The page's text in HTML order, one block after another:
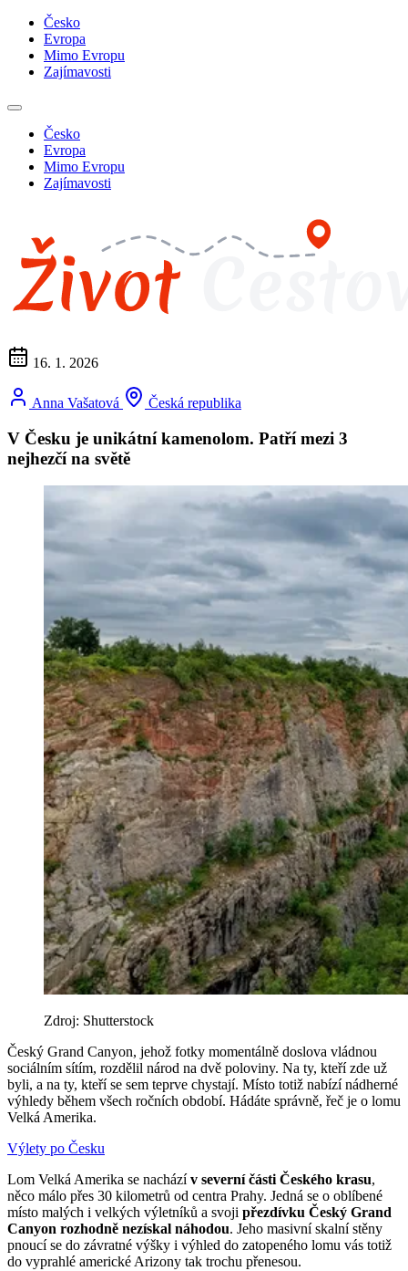
Česko
Evropa
Mimo Evropu
Zajímavosti
Česko
Evropa
Mimo Evropu
Zajímavosti
16. 1. 2026
Anna Vašatová Česká republika
V Česku je unikátní kamenolom. Patří mezi 3
nejhezčí na světě
Zdroj: Shutterstock
Český Grand Canyon, jehož fotky momentálně doslova vládnou
sociálním sítím, rozdělil národ na dvě poloviny. Na ty, kteří zde už
byli, a na ty, kteří se sem teprve chystají. Místo totiž nabízí nádherné
výhledy během všech ročních období. Hádáte správně, řeč je o lomu
Velká Amerika.
Výlety po Česku
Lom Velká Amerika se nacházív severní části Českého krasu,
něco málo přes 30 kilometrů od centra Prahy. Jedná se o oblíbené
místo malých i velkých výletníků a svoji přezdívku Český Grand
Canyon rozhodně nezískal náhodou. Jeho masivní skalní stěny
pnoucí se do závratné výšky i výhled do zatopeného lomu vás totiž
do vyprahlé americké Arizony tak trochu přenesou.